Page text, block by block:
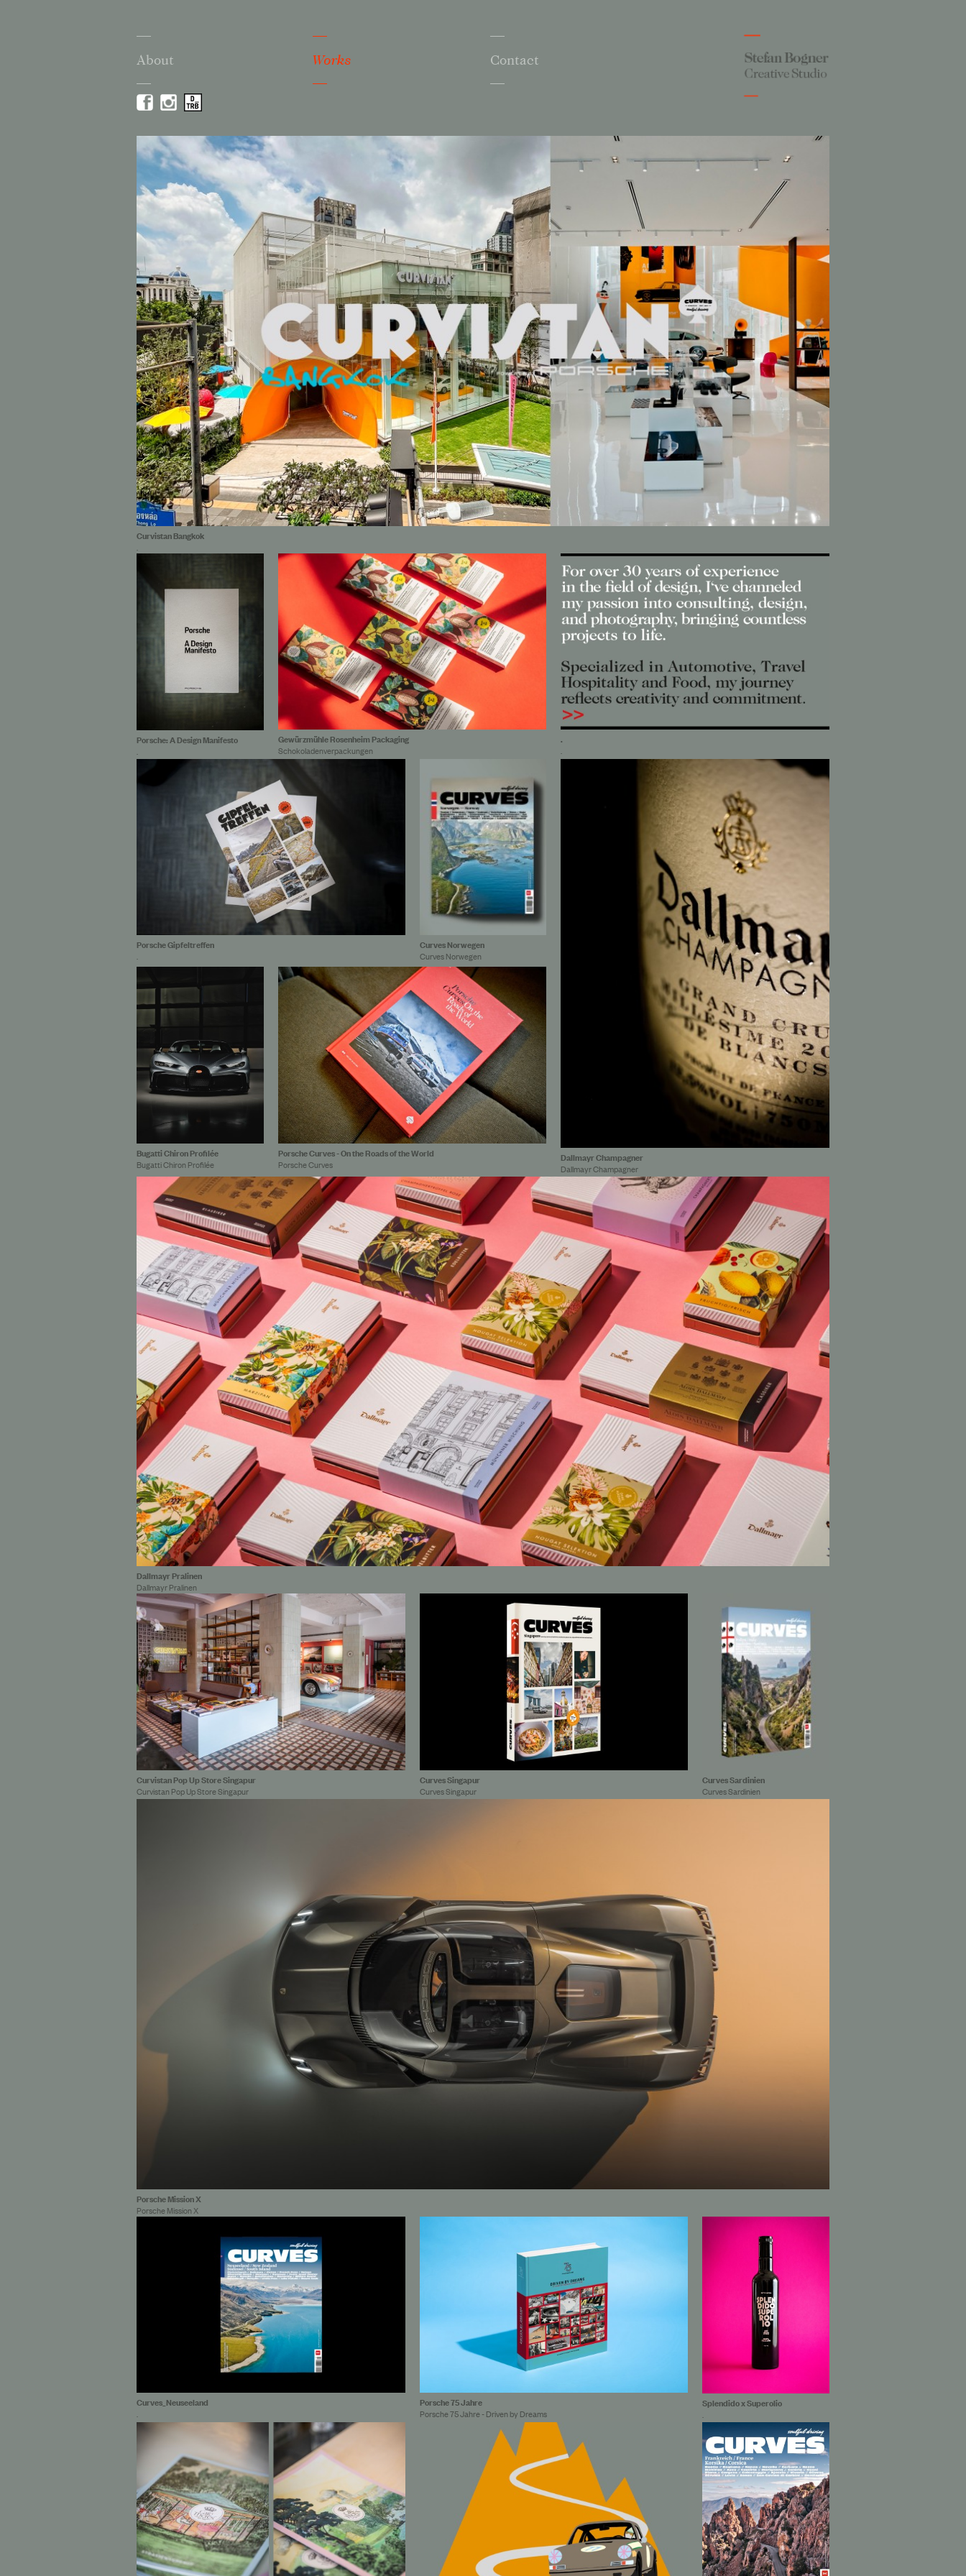
About Works Contact
Curvistan Bangkok
Porsche: A Design Manifesto Gewürzmühle Rosenheim Packaging
Schokoladenverpackungen
.
.
Porsche Gipfeltreffen
.
Curves Norwegen
Curves Norwegen
Bugatti Chiron Profilée
Bugatti Chiron Profilée
Porsche Curves - On the Roads of the World
Porsche Curves
Dallmayr Champagner Dallmayr Champagner
Dallmayr Champagner
Dallmayr Champagner
Dallmayr Pralinen
Dallmayr Pralinen
Curvistan Pop Up Store Singapur
Curvistan Pop Up Store Singapur
Curves Singapur
Curves Singapur
Curves Sardinien
Curves Sardinien
Porsche Mission X
Porsche Mission X
Curves_Neuseeland
.
Porsche 75 Jahre
Porsche 75 Jahre - Driven by Dreams
Splendido x Superolio